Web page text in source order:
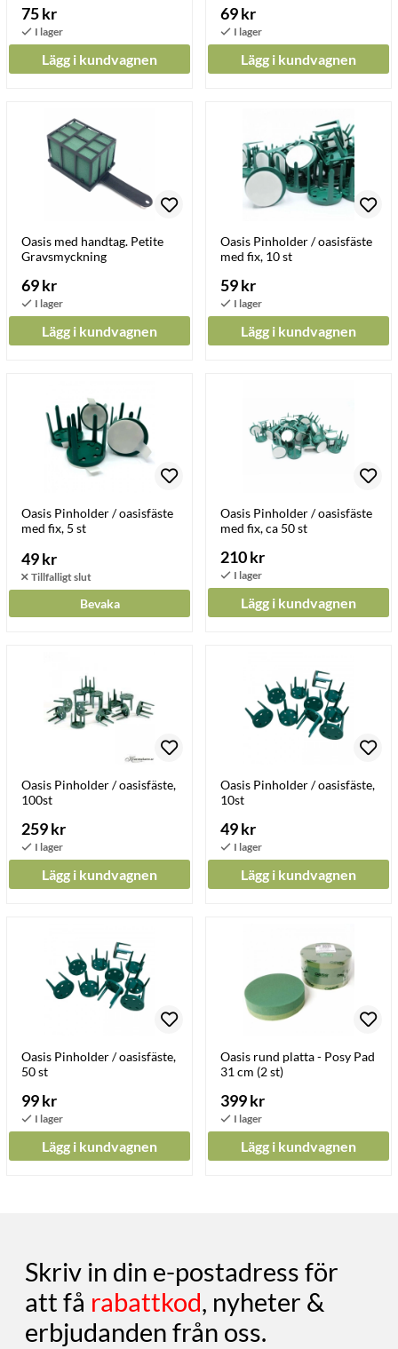
75 kr
Lägg i kundvagnen
69 kr
Lägg i kundvagnen
Oasis med handtag. Petite
Gravsmyckning
69 kr
Lägg i kundvagnen
Oasis Pinholder / oasisfäste
med fix, 10 st
59 kr
Lägg i kundvagnen
Oasis Pinholder / oasisfäste
med fix, 5 st
49 kr
Bevaka
Oasis Pinholder / oasisfäste
med fix, ca 50 st
210 kr
Lägg i kundvagnen
Oasis Pinholder / oasisfäste,
100st
259 kr
Lägg i kundvagnen
Oasis Pinholder / oasisfäste,
10st
49 kr
Lägg i kundvagnen
Oasis Pinholder / oasisfäste,
50 st
99 kr
Lägg i kundvagnen
Oasis rund platta - Posy Pad
31 cm (2 st)
399 kr
Lägg i kundvagnen
Skriv in din e-postadress för
att få rabattkod, nyheter &
erbjudanden från oss.